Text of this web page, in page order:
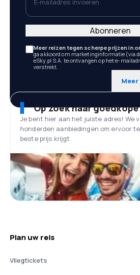
Meer reizen tegen scherpe prijzen in
ga akkoord om marketinginformatie (via
eSky.pl S.A. te ontvangen op het e-
verstrekt.
Abonneren
Op zoek naar
Je bent hier aan het juiste adres! We
honderden aanbiedingen om ervoor
beste prijs krijgt.
Plan uw reis
Vliegtickets